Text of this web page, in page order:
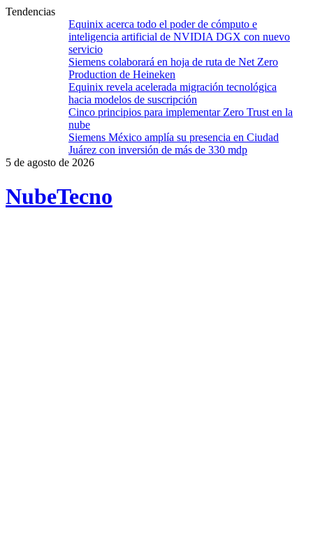
Tendencias
Equinix acerca todo el poder de cómputo e
inteligencia artificial de NVIDIA DGX con nuevo
servicio
Siemens colaborará en hoja de ruta de Net Zero
Production de Heineken
Equinix revela acelerada migración tecnológica
hacia modelos de suscripción
Cinco principios para implementar Zero Trust en la
nube
Siemens México amplía su presencia en Ciudad
Juárez con inversión de más de 330 mdp
5 de agosto de 2026
NubeTecno